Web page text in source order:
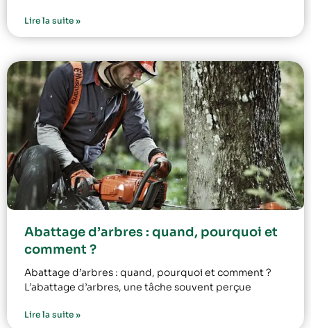
Lire la suite »
Abattage d’arbres : quand, pourquoi et
comment ?
Abattage d’arbres : quand, pourquoi et comment ?
L’abattage d’arbres, une tâche souvent perçue
Lire la suite »